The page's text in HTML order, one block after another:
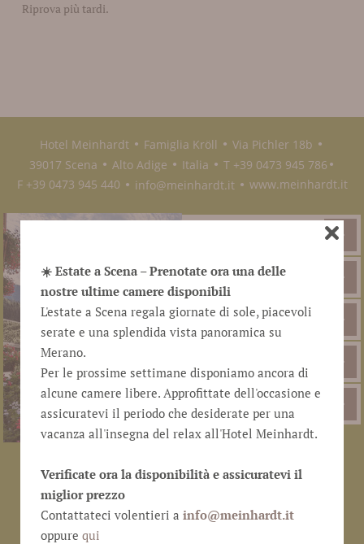
☀️ Estate a Scena – Prenotate ora una delle
nostre ultime camere disponibili
L'estate a Scena regala giornate di sole, piacevoli
serate e una splendida vista panoramica su
Merano.
Per le prossime settimane disponiamo ancora di
alcune camere libere. Approfittate dell'occasione e
assicuratevi il periodo che desiderate per una
vacanza all'insegna del relax all'Hotel Meinhardt.
Verificate ora la disponibilità e assicuratevi il
miglior prezzo
Contattateci volentieri a info@meinhardt.it
oppure qui
Riprova più tardi.
Hotel Meinhardt ● Famiglia Kröll ● Via Pichler 18b ●
39017 Scena ● Alto Adige ● Italia ● T +39 0473 945 786 ●
F +39 0473 945 440 ● info@meinhardt.it ● www.meinhardt.it
IMMAGINI
WEBCAM